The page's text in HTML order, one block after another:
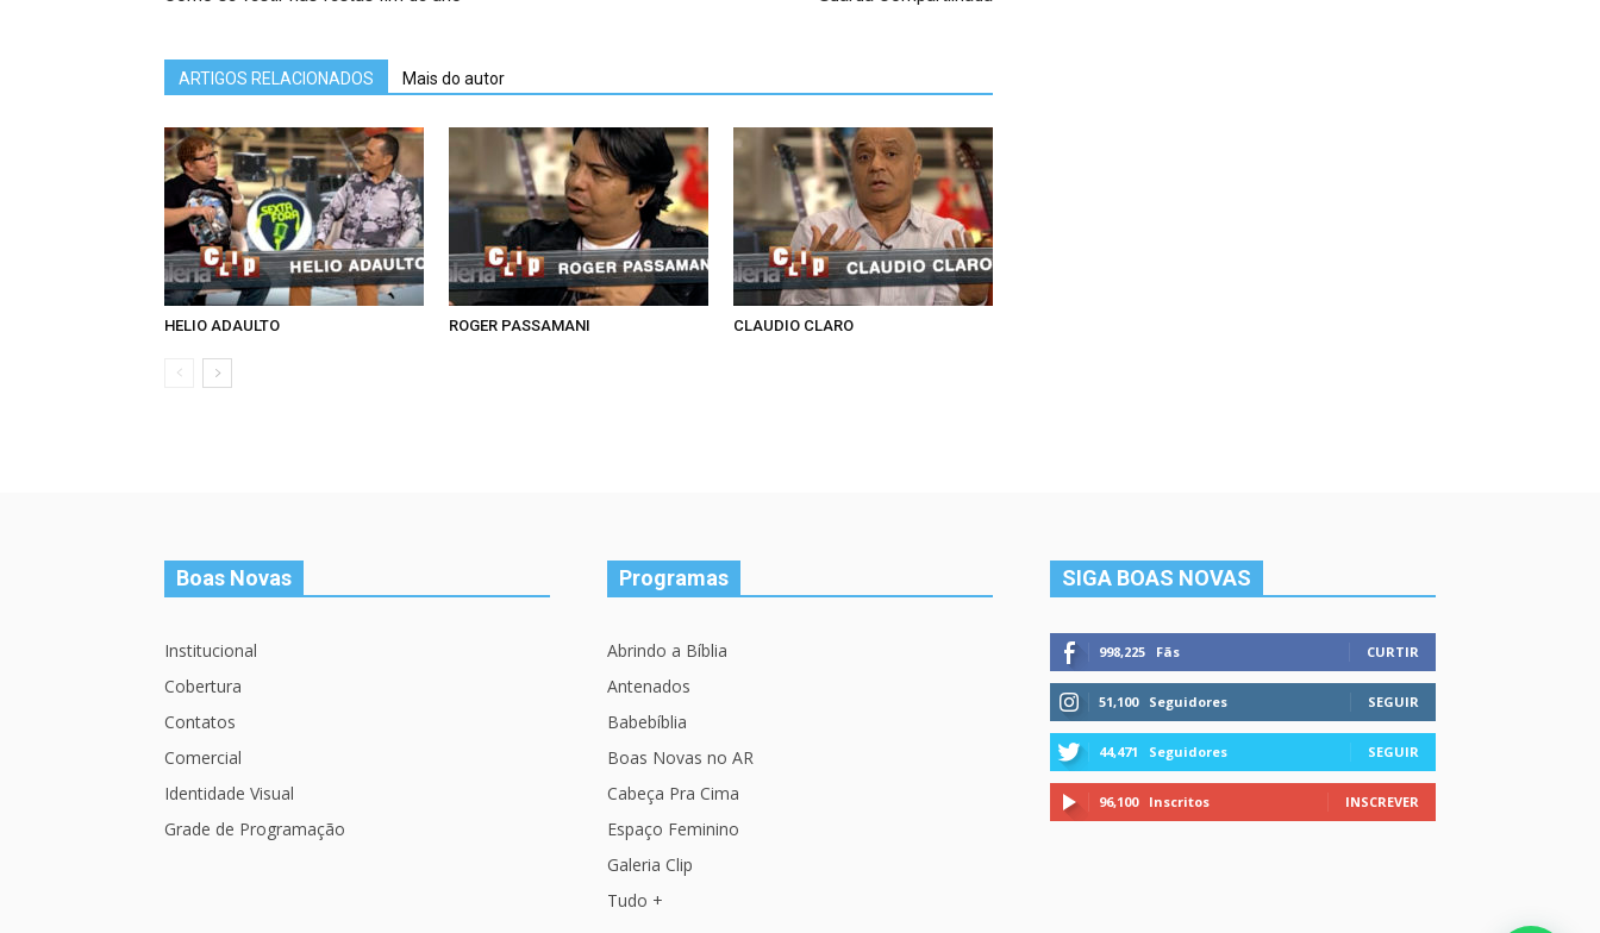
ARTIGOS RELACIONADOS Mais do autor
HELIO ADAULTO ROGER PASSAMANI CLAUDIO CLARO
Boas Novas
Institucional
Cobertura
Contatos
Comercial
Identidade Visual
Grade de Programação
Programas
Abrindo a Bíblia
Antenados
Babebíblia
Boas Novas no AR
Cabeça Pra Cima
Espaço Feminino
Galeria Clip
Tudo +
SIGA BOAS NOVAS
998,225 Fãs CURTIR
51,100 Seguidores SEGUIR
44,471 Seguidores SEGUIR
96,100 Inscritos INSCREVER